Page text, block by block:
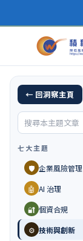
← 回洞察主頁
七大主題
🛡️ 企業風險管理
🤖 AI 治理
🔐 個資合規
⚙️ 技術與創新